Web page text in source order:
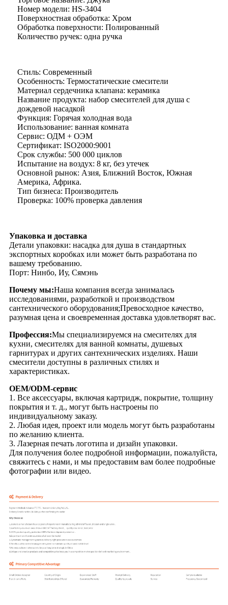
Номер модели: HS-3404
Поверхностная обработка: Хром
Обработка поверхности: Полированный
Количество ручек: одна ручка
Стиль: Современный
Особенность: Термостатические смесители
Материал сердечника клапана: керамика
Название продукта: набор смесителей для душа с
дождевой насадкой
Функция: Горячая холодная вода
Использование: ванная комната
Сервис: ОДМ + ОЭМ
Сертификат: ISO2000:9001
Срок службы: 500 000 циклов
Испытание на воздух: 8 кг, без утечек
Основной рынок: Азия, Ближний Восток, Южная
Америка, Африка.
Тип бизнеса: Производитель
Проверка: 100% проверка давления
Упаковка и доставка
Детали упаковки: насадка для душа в стандартных
экспортных коробках или может быть разработана по
вашему требованию.
Порт: Нинбо, Иу, Сямэнь
Почему мы:Наша компания всегда занималась
исследованиями, разработкой и производством
сантехнического оборудования;Превосходное качество,
разумная цена и своевременная доставка удовлетворят вас.
Профессия:Мы специализируемся на смесителях для
кухни, смесителях для ванной комнаты, душевых
гарнитурах и других сантехнических изделиях. Наши
смесители доступны в различных стилях и
характеристиках.
OEM/ODM-сервис
1. Все аксессуары, включая картридж, покрытие, толщину
покрытия и т. д., могут быть настроены по
индивидуальному заказу.
2. Любая идея, проект или модель могут быть разработаны
по желанию клиента.
3. Лазерная печать логотипа и дизайн упаковки.
Для получения более подробной информации, пожалуйста,
свяжитесь с нами, и мы предоставим вам более подробные
фотографии или видео.